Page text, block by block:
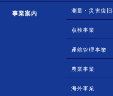
事業案内 測量・災害復旧
点検事業
運航管理事業
農業事業
海外事業